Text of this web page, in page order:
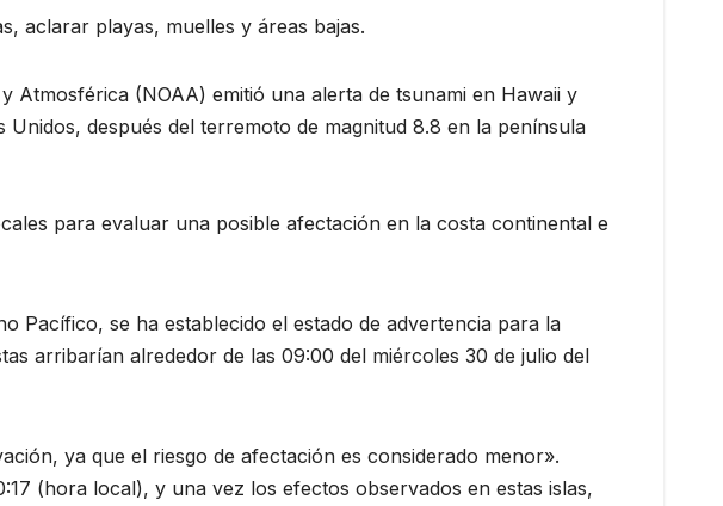
aclarar playas, muelles y áreas bajas.
Atmosférica (NOAA) emitió una alerta de tsunami en Hawaii y
después del terremoto de magnitud 8.8 en la península
para evaluar una posible afectación en la costa continental e
Pacífico, se ha establecido el estado de advertencia para la
arribarían alrededor de las 09:00 del miércoles 30 de julio del
ya que el riesgo de afectación es considerado menor».
(hora local), y una vez los efectos observados en estas islas,